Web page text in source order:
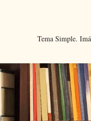
Tema Simple.